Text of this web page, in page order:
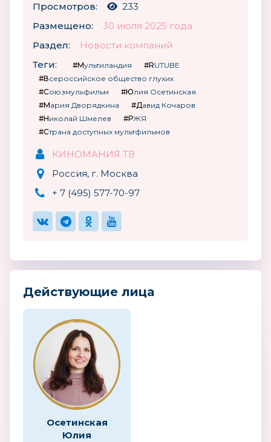
Просмотров:
233
Размещено:
30 июля 2025 года
Раздел:
Новости компаний
Теги:
#Мультиландия
#RUTUBE
#Всероссийское общество глухих
#Союзмульфильм
#Юлия Осетинская
#Мария Дворядкина
#Давид Кочаров
#Николай Шмелев
#РЖЯ
#Страна доступных мультфильмов
КИНОМАНИЯ ТВ
Россия, г. Москва
+ 7 (495) 577-70-97
Действующие лица
Осетинская
Юлия